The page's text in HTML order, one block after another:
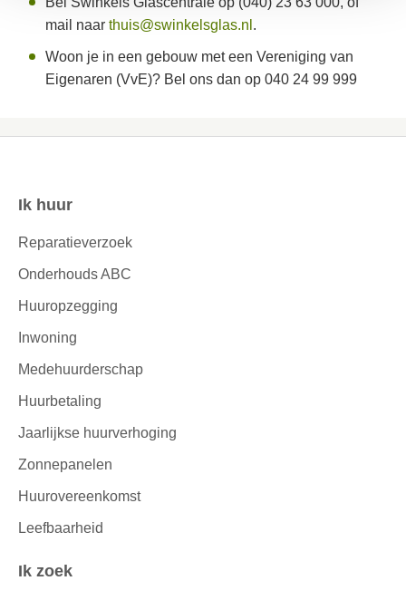
mail naar thuis@swinkelsglas.nl .
Woon je in een gebouw met een Vereniging van
Eigenaren (VvE)? Bel ons dan op 040 24 99 999
Contactinformatie
Ik huur
Reparatieverzoek
Onderhouds ABC
Huuropzegging
Inwoning
Medehuurderschap
Huurbetaling
Jaarlijkse huurverhoging
Zonnepanelen
Huurovereenkomst
Leefbaarheid
Ik zoek